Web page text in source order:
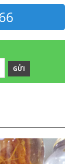
GỬI